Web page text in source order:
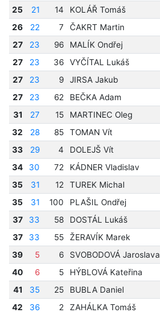
25
21 14 KOLÁŘ Tomáš
26
22 7 ČAKRT Martin
27
23 96 MALÍK Ondřej
27
23 36 VYČÍTAL Lukáš
27
23 9 JIRSA Jakub
27
23 62 BEČKA Adam
31
27 15 MARTINEC Oleg
32
28 85 TOMAN Vít
33
29 4 DOLEJŠ Vít
34
30 72 KÁDNER Vladislav
35
31 12 TUREK Michal
35
31 100 PLAŠIL Ondřej
37
33 58 DOSTÁL Lukáš
37
33 55 ŽERAVÍK Marek
39
5 6 SVOBODOVÁ Jaroslava
40
6 5 HÝBLOVÁ Kateřina
41
35 25 BUBLA Daniel
42
36 2 ZAHÁLKA Tomáš